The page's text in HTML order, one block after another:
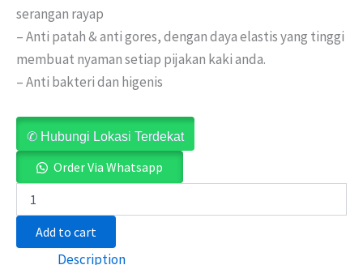
serangan rayap
– Anti patah & anti gores, dengan daya elastis yang tinggi
membuat nyaman setiap pijakan kaki anda.
– Anti bakteri dan higenis
✆ Hubungi Lokasi Terdekat
Order Via Whatsapp
Add to cart
Description